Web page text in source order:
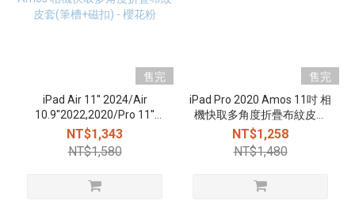
售完
iPad Air 11'' 2024/Air
10.9''2022,2020/Pro 11''
2022,2021 Amos 相機快取
多角度折疊布紋皮套(筆槽
+磁扣) - 櫻花粉
NT$1,343
NT$1,580
售完
iPad Pro 2020 Amos 11吋 相
機快取多角度折疊布紋皮套
(筆槽+磁扣)
NT$1,258
NT$1,480